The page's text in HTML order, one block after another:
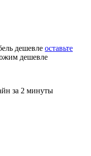
дешевле оставьте
дешевле
за 2 минуты